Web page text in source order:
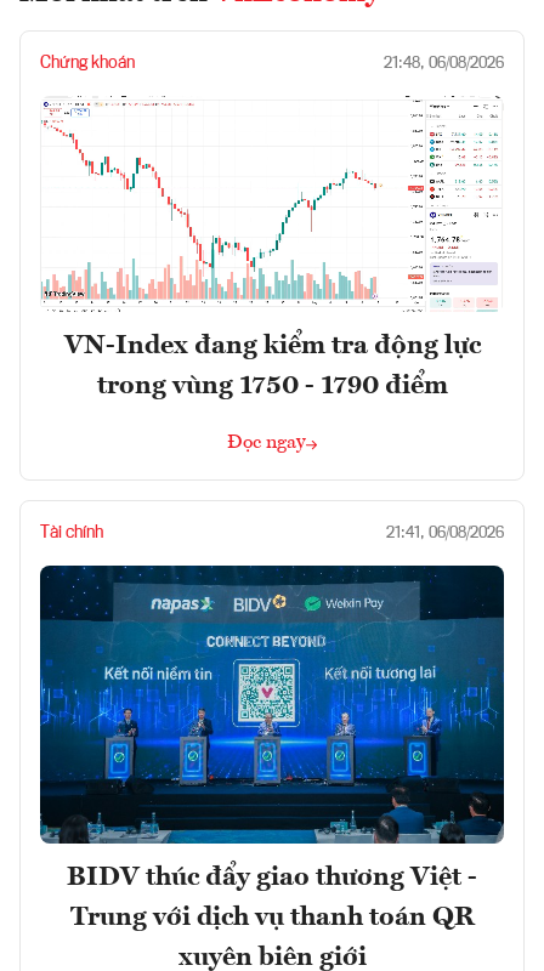
Chứng khoán 21:48, 06/08/2026
VN-Index đang kiểm tra động lực
trong vùng 1750 - 1790 điểm
Đọc ngay
Tài chính 21:41, 06/08/2026
BIDV thúc đẩy giao thương Việt -
Trung với dịch vụ thanh toán QR
xuyên biên giới